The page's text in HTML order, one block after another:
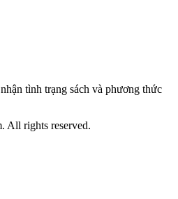
tình trạng sách và phương thức
All rights reserved.